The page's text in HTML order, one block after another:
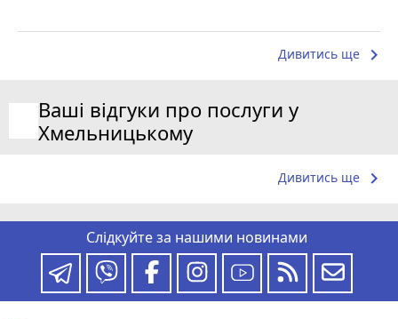
Дивитись ще keyboard_arrow_right
Ваші відгуки про послуги у
Хмельницькому
Дивитись ще keyboard_arrow_right
Слідкуйте за нашими новинами